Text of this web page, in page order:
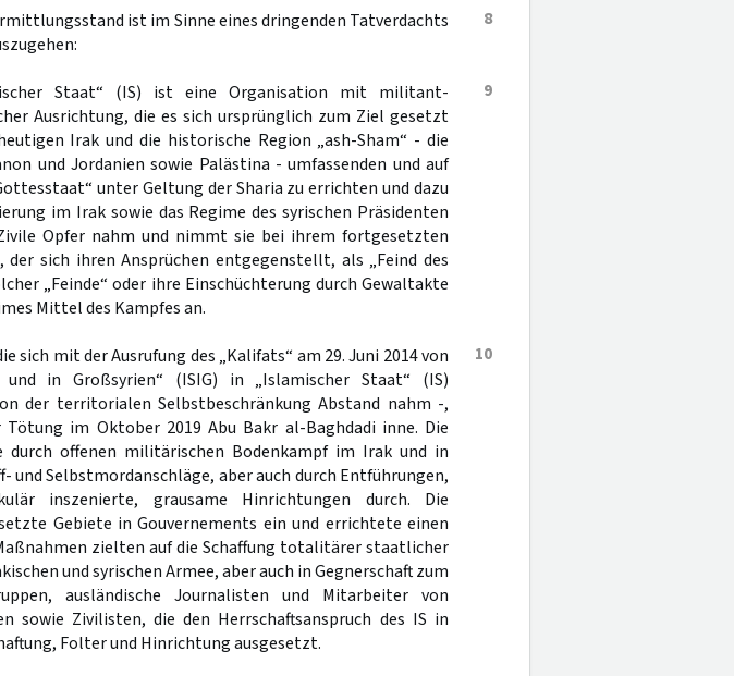
8
ist im Sinne eines dringenden Tatverdachts
9
Staat“ (IS) ist eine Organisation mit militant-
Ausrichtung, die es sich ursprünglich zum Ziel gesetzt
Irak und die historische Region „ash-Sham“ - die
und Jordanien sowie Palästina - umfassenden und auf
unter Geltung der Sharia zu errichten und dazu
im Irak sowie das Regime des syrischen Präsidenten
Opfer nahm und nimmt sie bei ihrem fortgesetzten
der sich ihren Ansprüchen entgegenstellt, als „Feind des
„Feinde“ oder ihre Einschüchterung durch Gewaltakte
Mittel des Kampfes an.
10
sich mit der Ausrufung des „Kalifats“ am 29. Juni 2014 von
in Großsyrien“ (ISIG) in „Islamischer Staat“ (IS)
der territorialen Selbstbeschränkung Abstand nahm -,
im Oktober 2019 Abu Bakr al-Baghdadi inne. Die
durch offenen militärischen Bodenkampf im Irak und in
und Selbstmordanschläge, aber auch durch Entführungen,
inszenierte, grausame Hinrichtungen durch. Die
Gebiete in Gouvernements ein und errichtete einen
zielten auf die Schaffung totalitärer staatlicher
und syrischen Armee, aber auch in Gegnerschaft zum
ausländische Journalisten und Mitarbeiter von
sowie Zivilisten, die den Herrschaftsanspruch des IS in
Folter und Hinrichtung ausgesetzt.